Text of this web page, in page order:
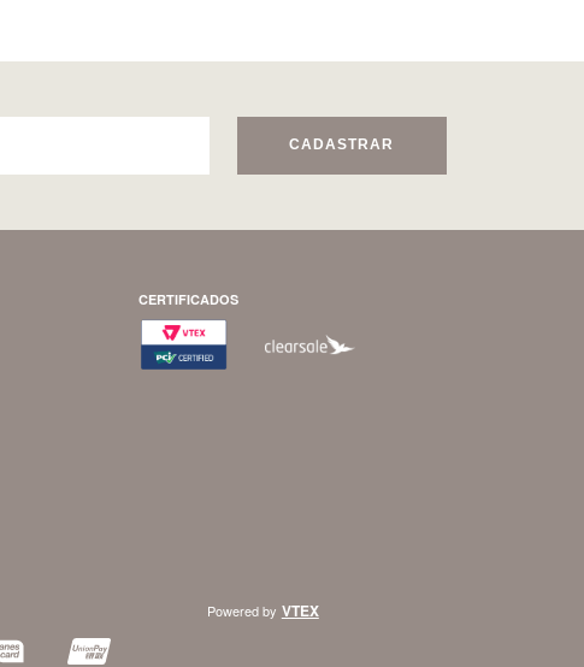
CADASTRAR
CERTIFICADOS
Powered by VTEX